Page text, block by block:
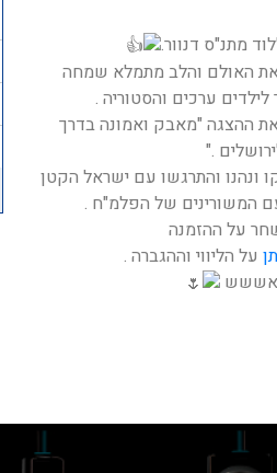
מתנ"ס דנוור.
ערכים והסטוריה .
ההצגה "מאבק ואמונה בדרך
."
ונהנו והתרגשו עם ישראל הקטן
המשורינים של הפלמ"ח .
על ההזמנה
על הליווי וההגברה .
אששש